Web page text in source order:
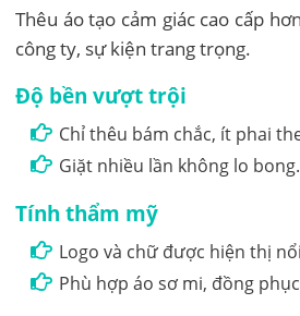
Thêu áo tạo cảm giác cao cấp
công ty, sự kiện trang trọng.
Độ bền vượt trội
Chỉ thêu bám chắc, ít phai
Giặt nhiều lần không lo bong.
Tính thẩm mỹ
Logo và chữ được hiện thị
Phù hợp áo sơ mi, đồng